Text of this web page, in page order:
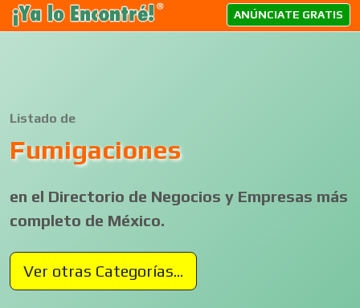
ANÚNCIATE GRATIS
Listado de
Fumigaciones
en el Directorio de Negocios y Empresas más
completo de México.
Ver otras Categorías...